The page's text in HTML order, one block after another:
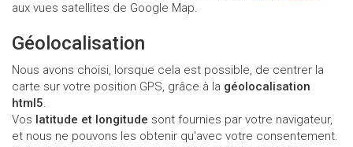
aux vues satellites de Google Map.
Géolocalisation
Nous avons choisi, lorsque cela est possible, de centrer la
carte sur votre position GPS, grâce à la géolocalisation
html5
Vos latitude et longitude sont fournies par votre navigateur,
et nous ne pouvons les obtenir qu'avec votre consentement.